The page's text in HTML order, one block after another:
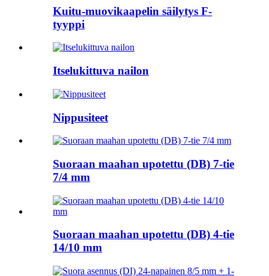
Kuitu-muovikaapelin säilytys F-
tyyppi
Itselukittuva nailon
Nippusiteet
Suoraan maahan upotettu (DB) 7-tie
7/4 mm
Suoraan maahan upotettu (DB) 4-tie
14/10 mm